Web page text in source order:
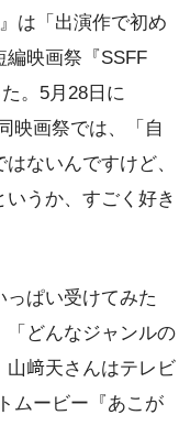
は「出演作で初め
編映画祭『SSFF
。5月28日に
映画祭では、「自
ないんですけど、
うか、すごく好き
ぱい受けてみた
「どんなジャンルの
山﨑天さんはテレビ
ムービー『あこが